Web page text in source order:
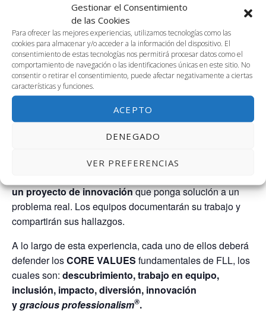
Gestionar el Consentimiento
de las Cookies
Para ofrecer las mejores experiencias, utilizamos tecnologías como las
cookies para almacenar y/o acceder a la información del dispositivo. El
consentimiento de estas tecnologías nos permitirá procesar datos como el
comportamiento de navegación o las identificaciones únicas en este sitio. No
consentir o retirar el consentimiento, puede afectar negativamente a ciertas
características y funciones.
ACEPTO
DENEGADO
VER PREFERENCIAS
futuro mejor, que ya inspiran a más de 700.000 jóvenes
en 110 países de todo el mundo.
Cada año, FLL ofrece un desafío nuevo y emocionante a
todos los equipos con el objetivo de estimular su
creatividad a través de las
áreasSTEAM(Science,Technology,Engineering,Art
Cada equipo comienza a adentrarse en la temática
capaz de solventar los retos propuestos. Además,
un proyecto de innovaciónque ponga solución a un
problema real. Los equipos documentarán su trabajo y
compartirán sus hallazgos.
A lo largo de esta experiencia, cada uno de ellos deberá
defender losCORE VALUES fundamentales de FLL, los
cuales son: descubrimiento, trabajo en equipo,
inclusión, impacto, diversión, innovación
ygracious professionalism®.